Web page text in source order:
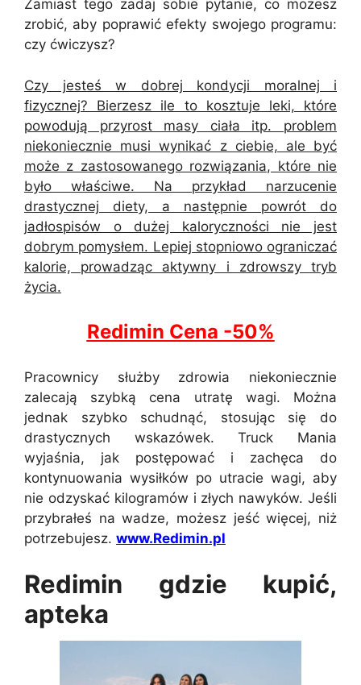
Zamiast tego zadaj sobie pytanie, co możesz
zrobić, aby poprawić efekty swojego programu:
czy ćwiczysz?
Czy jesteś w dobrej kondycji moralnej i
fizycznej? Bierzesz ile to kosztuje leki, które
powodują przyrost masy ciała itp. problem
niekoniecznie musi wynikać z ciebie, ale być
może z zastosowanego rozwiązania, które nie
było właściwe. Na przykład narzucenie
drastycznej diety, a następnie powrót do
jadłospisów o dużej kaloryczności nie jest
dobrym pomysłem. Lepiej stopniowo ograniczać
kalorie, prowadząc aktywny i zdrowszy tryb
życia.
Redimin Cena -50%
Pracownicy służby zdrowia niekoniecznie
zalecają szybką cena utratę wagi. Można
jednak szybko schudnąć, stosując się do
drastycznych wskazówek. Truck Mania
wyjaśnia, jak postępować i zachęca do
kontynuowania wysiłków po utracie wagi, aby
nie odzyskać kilogramów i złych nawyków. Jeśli
przybrałeś na wadze, możesz jeść więcej, niż
potrzebujesz. www.Redimin.pl
Redimin gdzie kupić,
apteka